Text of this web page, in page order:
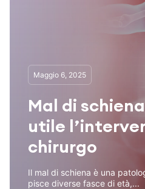
Maggio 6, 2025
Mal di
utile
chirurgo
Il mal di schiena è una
pisce diverse fasce di età,...